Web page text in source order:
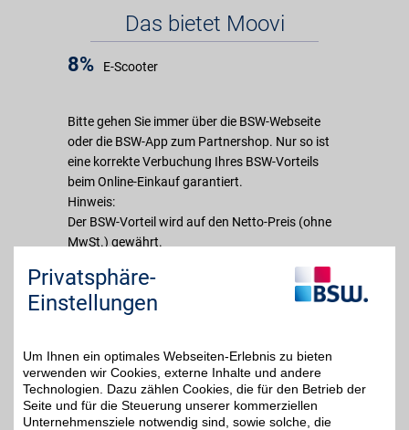
Das bietet Moovi
8% E-Scooter
Bitte gehen Sie immer über die BSW-Webseite
oder die BSW-App zum Partnershop. Nur so ist
eine korrekte Verbuchung Ihres BSW-Vorteils
beim Online-Einkauf garantiert.
Hinweis:
Der BSW-Vorteil wird auf den Netto-Preis (ohne
MwSt.) gewährt.
Über Moovi
Erlebnis. Der Moovi ist unsere Vision eines
perfekten E-Scooters: Leicht, schnell,
umweltfreundlich. Mit Straßenzulassung.
Erschwinglicher Preis.
Privatsphäre-
Einstellungen
Um Ihnen ein optimales Webseiten-Erlebnis zu bieten
verwenden wir Cookies, externe Inhalte und andere
Technologien. Dazu zählen Cookies, die für den Betrieb der
Seite und für die Steuerung unserer kommerziellen
Unternehmensziele notwendig sind, sowie solche, die